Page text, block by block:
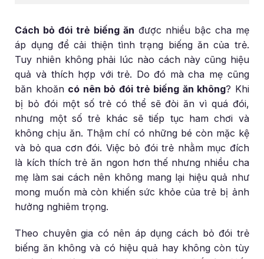
Cách bỏ đói trẻ biếng ăn được nhiều bậc cha mẹ
áp dụng để cải thiện tình trạng biếng ăn của trẻ.
Tuy nhiên không phải lúc nào cách này cũng hiệu
quả và thích hợp với trẻ. Do đó mà cha mẹ cũng
băn khoăn có nên bỏ đói trẻ biếng ăn không? Khi
bị bỏ đói một số trẻ có thể sẽ đòi ăn vì quá đói,
nhưng một số trẻ khác sẽ tiếp tục ham chơi và
không chịu ăn. Thậm chí có những bé còn mặc kệ
và bỏ qua cơn đói. Việc bỏ đói trẻ nhằm mục đích
là kích thích trẻ ăn ngon hơn thế nhưng nhiều cha
mẹ làm sai cách nên không mang lại hiệu quả như
mong muốn mà còn khiến sức khỏe của trẻ bị ảnh
hưởng nghiêm trọng.
Theo chuyên gia có nên áp dụng cách bỏ đói trẻ
biếng ăn không và có hiệu quả hay không còn tùy